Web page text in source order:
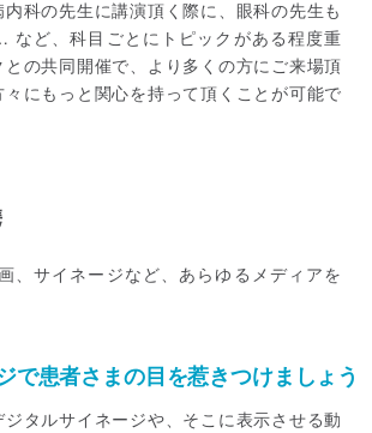
科の先生に講演頂く際に、眼科の先生も
など、科目ごとにトピックがある程度重
の共同開催で、より多くの方にご来場頂
にもっと関心を持って頂くことが可能で
、サイネージなど、あらゆるメディアを
で患者さまの目を惹きつけましょう
タルサイネージや、そこに表示させる動